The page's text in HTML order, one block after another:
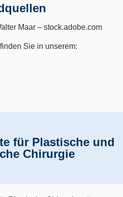
Maar – stock.adobe.com
Sie in unserem:
für Plastische und
Chirurgie